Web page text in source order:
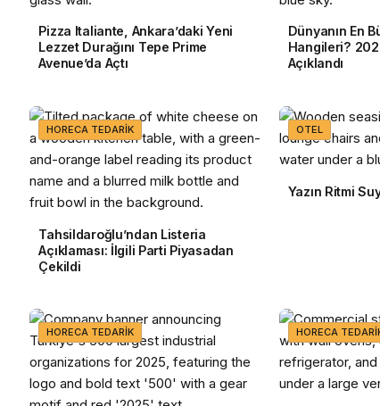
Pizza Italiante, Ankara’daki Yeni
Lezzet Durağını Tepe Prime
Avenue’da Açtı
Dünyanın En
Hangileri?
Açıklandı
HORECA TEDARIK
Tahsildaroğlu’ndan Listeria
Açıklaması: İlgili Parti Piyasadan
Çekildi
OTEL
Yazın Ritmi
HORECA TEDARIK HORECA